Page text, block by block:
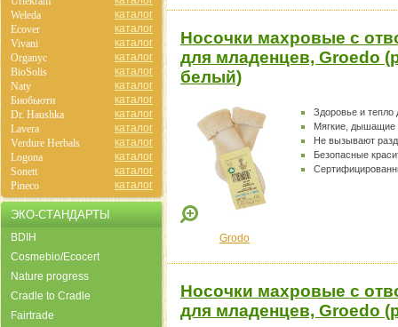
Носочки махровые с
для младенцев, Groedo
белый)
Здоровье и
Мягкие, дышащие
Не вызывают
Безопасные
Grodo
Носочки махровые с
для младенцев, Groedo
Weleda
каталог
Ecover
каталог
Vivani
каталог
Organyc
каталог
BioSolis
каталог
Naty
каталог
Биобьюти
каталог
Dr. Haushka
каталог
Lavera
каталог
Verdure Herbals
каталог
Logona
каталог
Sonett
каталог
Pineco
каталог
ЭКО-СТАНДАРТЫ
BDIH
Cosmebio/Ecocert
Nature progress
Cradle to Cradle
Fairtrade